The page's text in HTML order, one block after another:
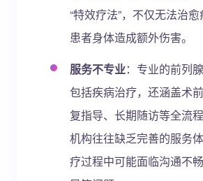
“特效疗法”，不仅无法治
患者身体造成额外伤害。
服务不专业：专业的前列
包括疾病治疗，还涵盖术
复指导、长期随访等全流
机构往往缺乏完善的服务
疗过程中可能面临沟通不